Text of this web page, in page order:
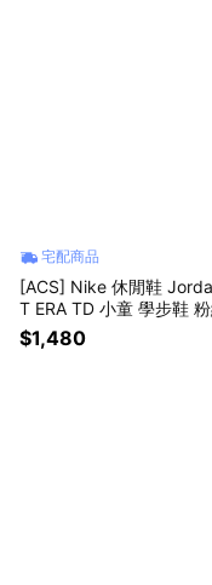
宅配商品
[ACS] Nike 休閒鞋
T ERA TD 小童 學步鞋
鬼氈 HQ0508-601
$1,480